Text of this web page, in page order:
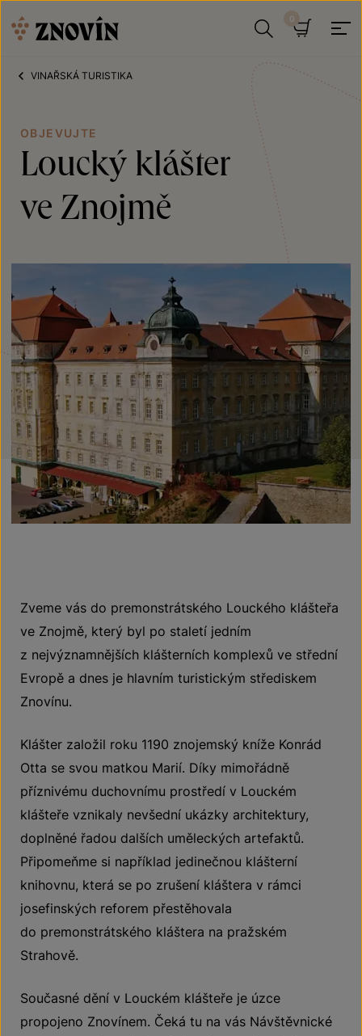
VINAŘSKÁ TURISTIKA
OBJEVUJTE
Loucký klášter
ve Znojmě
Zveme vás do premonstrátského Louckého klášteřa
ve Znojmě, který byl po staletí jedním
z nejvýznamnějších klášterních komplexů ve střední
Evropě a dnes je hlavním turistickým střediskem
Znovínu.
Klášter založil roku 1190 znojemský kníže Konrád
Otta se svou matkou Marií. Díky mimořádně
příznivému duchovnímu prostředí v Louckém
klášteře vznikaly nevšední ukázky architektury,
doplněné řadou dalších uměleckých artefaktů.
Připomeňme si například jedinečnou klášterní
knihovnu, která se po zrušení kláštera v rámci
josefinských reforem přestěhovala
do premonstrátského kláštera na pražském
Strahově.
Současné dění v Louckém klášteře je úzce
propojeno Znovínem. Čeká tu na vás Návštěvnické